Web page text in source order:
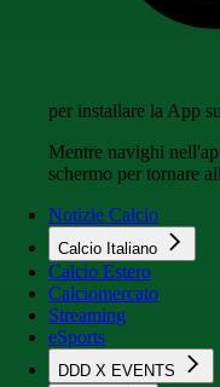
per installare la App
Mentre navighi
schermo per tornare
Notizie Calcio
Calcio Italiano
Calcio Estero
Calciomercato
Streaming
eSports
DDD X EVENTS